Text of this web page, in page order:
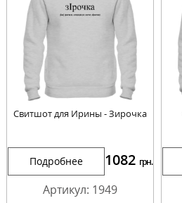
Свитшот для Ирины - Зирочка
Подробнее 1082 грн.
Артикул: 1949